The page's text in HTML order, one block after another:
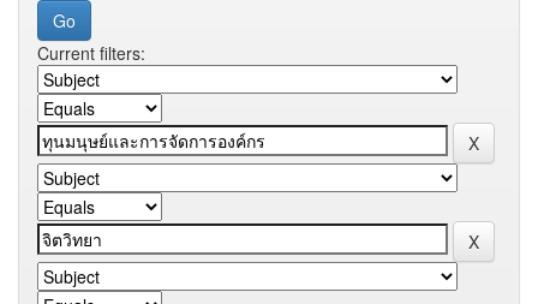
Current filters: